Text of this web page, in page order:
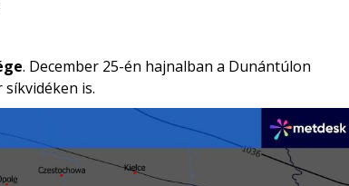
. December 25-én hajnalban a Dunántúlon
is.